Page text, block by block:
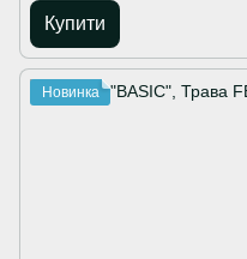
Купити
Новинка